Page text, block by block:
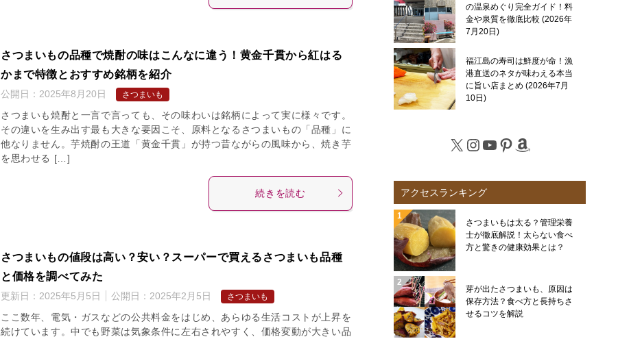
さつまいもの品種で焼酎の味はこんなに違う！黄金千貫から紅はる
かまで特徴とおすすめ銘柄を紹介
公開日： 2025年8月20日 さつまいも
さつまいも焼酎と一言で言っても、その味わいは銘柄によって実に様々です。
その違いを生み出す最も大きな要因こそ、原料となるさつまいもの「品種」に
他なりません。芋焼酎の王道「黄金千貫」が持つ昔ながらの風味から、焼き芋
を思わせる […]
続きを読む
さつまいもの値段は高い？安い？スーパーで買えるさつまいも品種
と価格を調べてみた
更新日： 2025年5月5日 公開日： 2025年2月5日 さつまいも
ここ数年、電気・ガスなどの公共料金をはじめ、あらゆる生活コストが上昇を
続けています。中でも野菜は気象条件に左右されやすく、価格変動が大きい品
の温泉めぐり完全ガイド！料
金や泉質を徹底比較 2026年
7月20日
福江島の寿司は鮮度が命！漁
港直送のネタが味わえる本当
に旨い店まとめ 2026年7月
10日
X Instagram
YouTube
Pinterest
Amazon
アクセスランキング
さつまいもは太る？管理栄養
士が徹底解説！太らない食べ
方と驚きの健康効果とは？
芽が出たさつまいも、原因は
保存方法？食べ方と長持ちさ
せるコツを解説